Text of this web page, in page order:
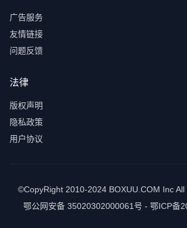
广告服务
友情链接
问题反馈
法律
版权声明
隐私政策
用户协议
©CopyRight 2010-2024 BOXUU.COM Inc
鄂公网安备 35020302000061号 - 鄂ICP备